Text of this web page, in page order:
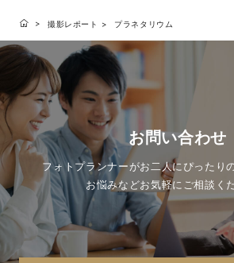
撮影レポート プラネタリウム
お問い合わせ
フォトプランナーがお二人にぴったり
お悩みなどお気軽にご相談く